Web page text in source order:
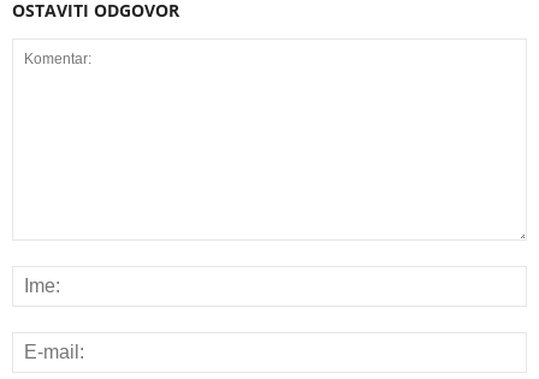
OSTAVITI ODGOVOR